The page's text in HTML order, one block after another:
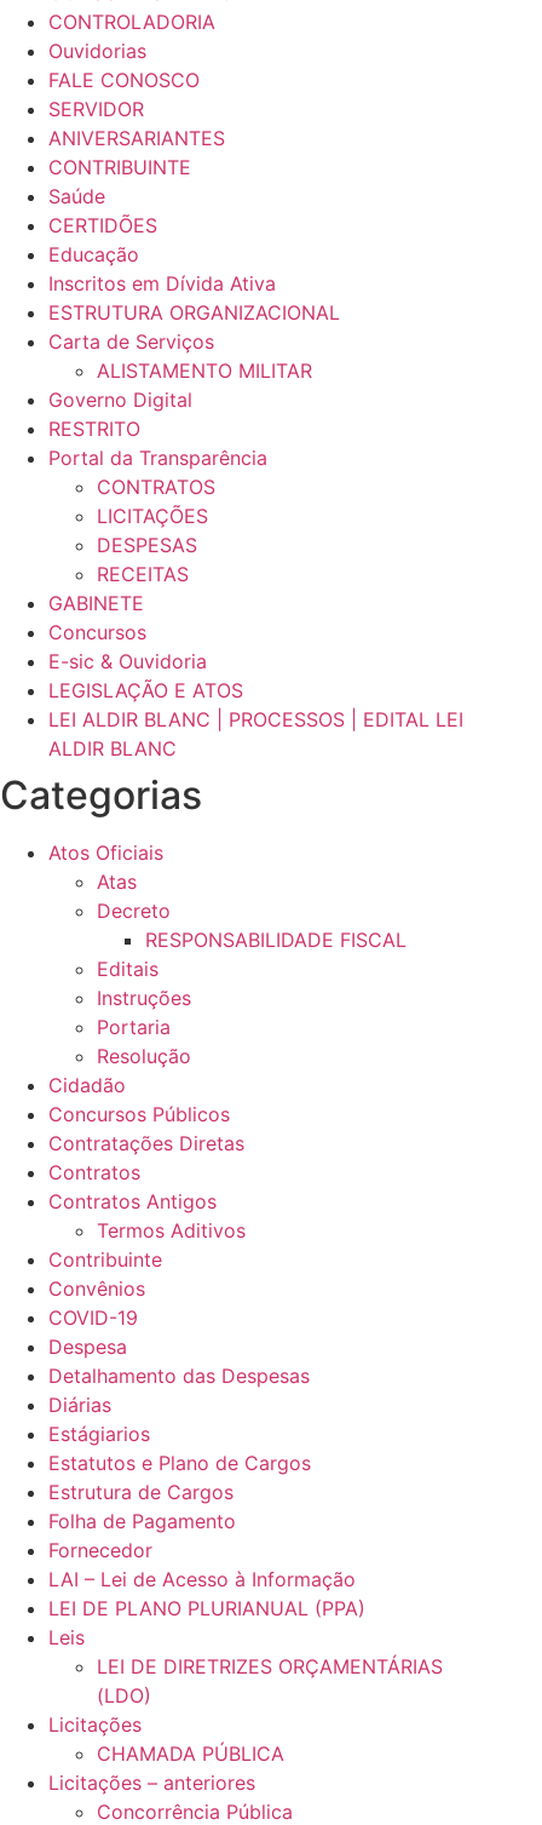
CONTROLADORIA
Ouvidorias
FALE CONOSCO
SERVIDOR
ANIVERSARIANTES
CONTRIBUINTE
Saúde
CERTIDÕES
Educação
Inscritos em Dívida Ativa
ESTRUTURA ORGANIZACIONAL
Carta de Serviços
ALISTAMENTO MILITAR
Governo Digital
RESTRITO
Portal da Transparência
CONTRATOS
LICITAÇÕES
DESPESAS
RECEITAS
GABINETE
Concursos
E-sic & Ouvidoria
LEGISLAÇÃO E ATOS
LEI ALDIR BLANC | PROCESSOS | EDITAL LEI
ALDIR BLANC
Categorias
Atos Oficiais
Atas
Decreto
RESPONSABILIDADE FISCAL
Editais
Instruções
Portaria
Resolução
Cidadão
Concursos Públicos
Contratações Diretas
Contratos
Contratos Antigos
Termos Aditivos
Contribuinte
Convênios
COVID-19
Despesa
Detalhamento das Despesas
Diárias
Estágiarios
Estatutos e Plano de Cargos
Estrutura de Cargos
Folha de Pagamento
Fornecedor
LAI – Lei de Acesso à Informação
LEI DE PLANO PLURIANUAL (PPA)
Leis
LEI DE DIRETRIZES ORÇAMENTÁRIAS
(LDO)
Licitações
CHAMADA PÚBLICA
Licitações – anteriores
Concorrência Pública